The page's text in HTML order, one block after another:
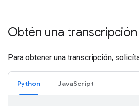
Obtén una transcripción
Para obtener una transcripción,
Python JavaScript